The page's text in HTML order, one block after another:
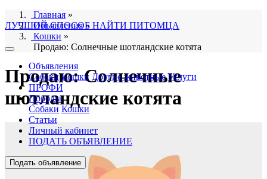
ЛУЧШИЙ СПОСОБ НАЙТИ ПИТОМЦА
Объявления
Собаки Кошки Другие животные Услуги
ПРОФИ
Породы
Собаки Кошки
Статьи
Личный кабинет
ПОДАТЬ ОБЪЯВЛЕНИЕ
Подать объявление
Главная »
Объявления»
Кошки »
Продаю: Солнечные шотландские котята
Продаю: Солнечные
шотландские котята